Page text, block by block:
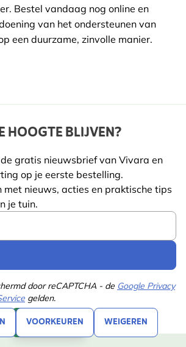
VOORKEUREN WEIGEREN
FILTEREN
Bestel vandaag nog online en
van het ondersteunen van
een duurzame, zinvolle manier.
HOOGTE BLIJVEN?
gratis nieuwsbrief van Vivara en
op je eerste bestelling.
met nieuws, acties en praktische tips
je tuin.
door reCAPTCHA - de Google Privacy
gelden.